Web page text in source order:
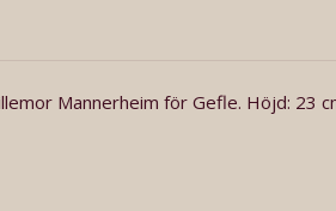
Mannerheim för Gefle. Höjd: 23